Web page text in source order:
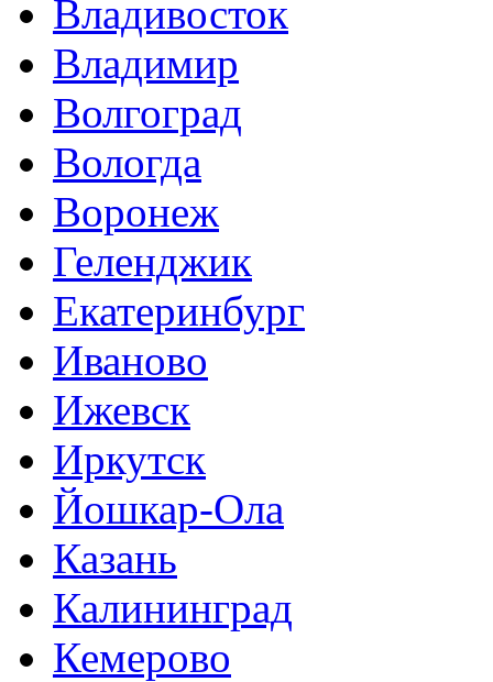
Владивосток
Владимир
Волгоград
Вологда
Воронеж
Геленджик
Екатеринбург
Иваново
Ижевск
Иркутск
Йошкар-Ола
Казань
Калининград
Кемерово